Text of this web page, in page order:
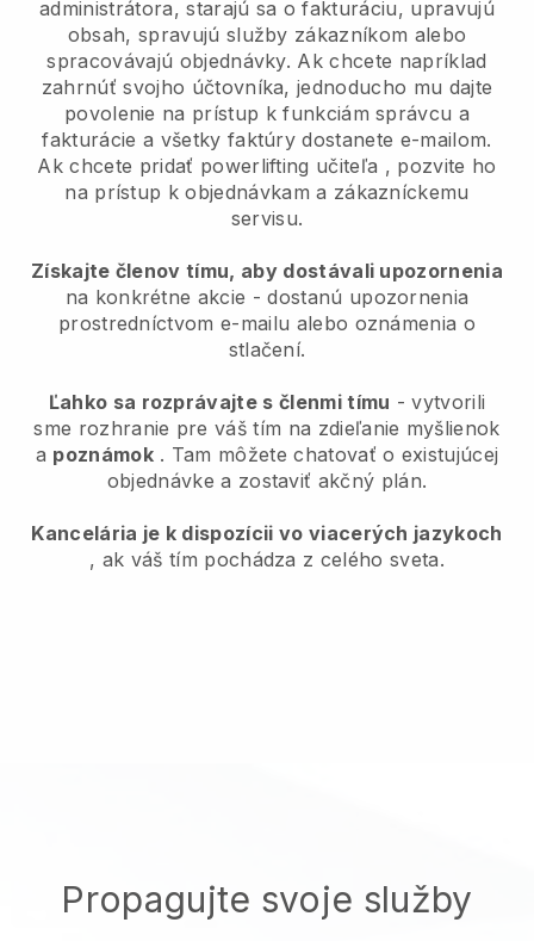
administrátora, starajú sa o fakturáciu, upravujú
obsah, spravujú služby zákazníkom alebo
spracovávajú objednávky. Ak chcete napríklad
zahrnúť svojho účtovníka, jednoducho mu dajte
povolenie na prístup k funkciám správcu a
fakturácie a všetky faktúry dostanete e-mailom.
Ak chcete pridať powerlifting učiteľa , pozvite ho
na prístup k objednávkam a zákazníckemu
servisu.
Získajte členov tímu, aby dostávali upozornenia
na konkrétne akcie - dostanú upozornenia
prostredníctvom e-mailu alebo oznámenia o
stlačení.
Ľahko sa rozprávajte s členmi tímu - vytvorili
sme rozhranie pre váš tím na zdieľanie myšlienok
a poznámok. Tam môžete chatovať o existujúcej
objednávke a zostaviť akčný plán.
Kancelária je k dispozícii vo viacerých jazykoch
, ak váš tím pochádza z celého sveta.
Propagujte svoje služby